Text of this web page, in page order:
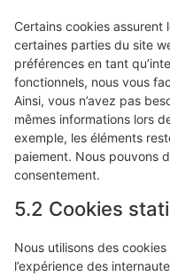
Certains cookies
certaines parties du site
préférences en tant
fonctionnels, nous vous
Ainsi, vous n’avez pas
mêmes informations lors
exemple, les éléments
paiement. Nous pouvons
consentement.
5.2 Cookies
Nous utilisons des
l’expérience des